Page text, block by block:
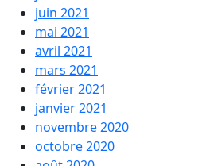
juin 2021
mai 2021
avril 2021
mars 2021
février 2021
janvier 2021
novembre 2020
octobre 2020